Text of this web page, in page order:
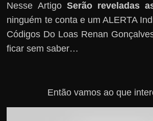
Nesse Artigo Serão reveladas
ninguém te conta e um ALERTA
Códigos Do Loas Renan
ficar sem saber…
Então vamos ao que